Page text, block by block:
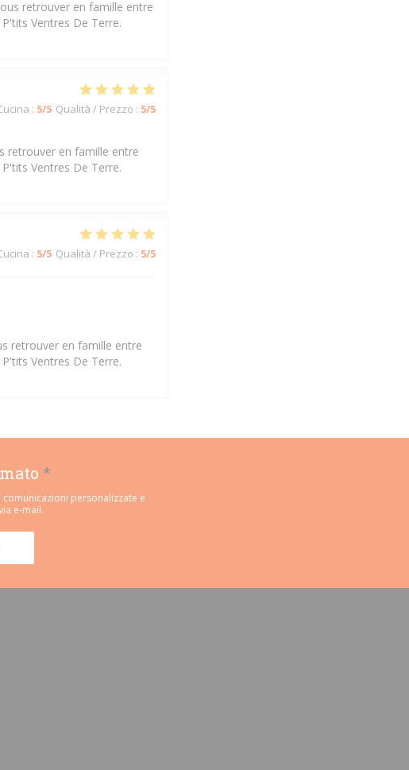
retrouver en famille entre
Ventres De Terre.
: 5/5 Qualità / Prezzo : 5/5
retrouver en famille entre
Ventres De Terre.
: 5/5 Qualità / Prezzo : 5/5
retrouver en famille entre
Ventres De Terre.
*
personalizzate e
e-mail.
finestra))
una nuova finestra))